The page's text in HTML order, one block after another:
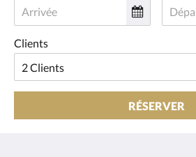
Clients
RÉSERVER